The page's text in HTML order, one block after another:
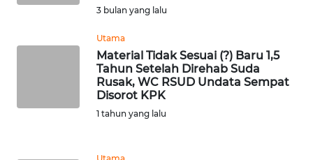
3 bulan yang lalu
Utama
Material Tidak Sesuai (?) Baru 1,5
Tahun Setelah Direhab Suda
Rusak, WC RSUD Undata Sempat
Disorot KPK
1 tahun yang lalu
WN